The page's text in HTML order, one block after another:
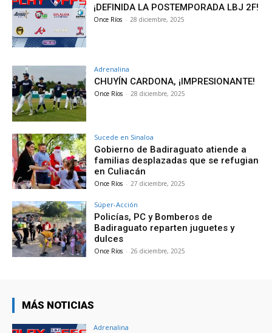
¡DEFINIDA LA POSTEMPORADA LBJ 2F!
Once Ríos - 28 diciembre, 2025
Adrenalina
CHUYÍN CARDONA, ¡IMPRESIONANTE!
Once Ríos - 28 diciembre, 2025
Sucede en Sinaloa
Gobierno de Badiraguato atiende a
familias desplazadas que se refugian
en Culiacán
Once Ríos - 27 diciembre, 2025
Súper-Acción
Policías, PC y Bomberos de
Badiraguato reparten juguetes y
dulces
Once Ríos - 26 diciembre, 2025
MÁS NOTICIAS
Adrenalina